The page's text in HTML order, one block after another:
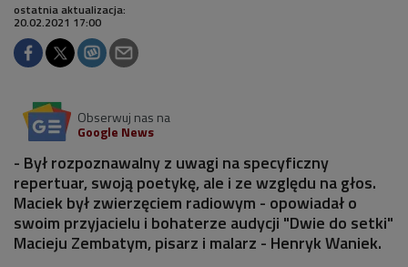
ostatnia aktualizacja:
20.02.2021 17:00
Obserwuj nas na
Google News
- Był rozpoznawalny z uwagi na specyficzny
repertuar, swoją poetykę, ale i ze względu na głos.
Maciek był zwierzęciem radiowym - opowiadał o
swoim przyjacielu i bohaterze audycji "Dwie do setki"
Macieju Zembatym, pisarz i malarz - Henryk Waniek.